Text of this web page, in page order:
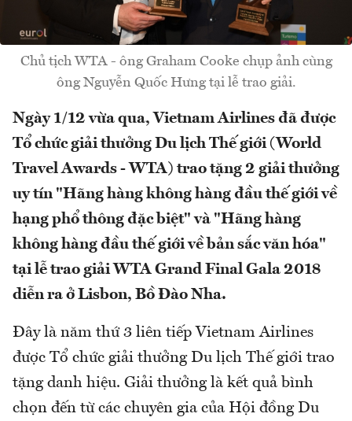
Chủ tịch WTA - ông Graham Cooke chụp ảnh cùng
ông Nguyễn Quốc Hưng tại lễ trao giải.
Ngày 1/12 vừa qua, Vietnam Airlines đã được
Tổ chức giải thưởng Du lịch Thế giới (World
Travel Awards - WTA) trao tặng 2 giải thưởng
uy tín "Hãng hàng không hàng đầu thế giới về
hạng phổ thông đặc biệt" và "Hãng hàng
không hàng đầu thế giới về bản sắc văn hóa"
tại lễ trao giải WTA Grand Final Gala 2018
diễn ra ở Lisbon, Bồ Đào Nha.
Đây là năm thứ 3 liên tiếp Vietnam Airlines
được Tổ chức giải thưởng Du lịch Thế giới trao
tặng danh hiệu. Giải thưởng là kết quả bình
chọn đến từ các chuyên gia của Hội đồng Du